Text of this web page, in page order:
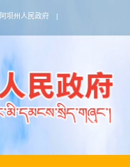
阿坝州人民政府 |